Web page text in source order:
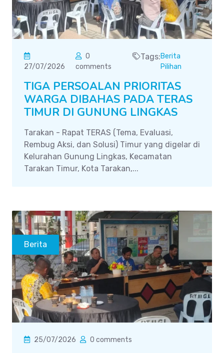
27/07/2026
0
comments
Tags:Berita
Pilihan
TIGA PERSOALAN PRIORITAS
WARGA DIBAHAS PADA TERAS
TIMUR DI GUNUNG LINGKAS
Tarakan - Rapat TERAS (Tema, Evaluasi,
Rembug Aksi, dan Solusi) Timur yang digelar di
Kelurahan Gunung Lingkas, Kecamatan
Tarakan Timur, Kota Tarakan,...
Berita
25/07/2026 0 comments